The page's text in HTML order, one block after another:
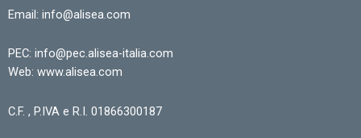
Email: info@alisea.com
PEC: info@pec.alisea-italia.com
Web: www.alisea.com
C.F. , P.IVA e R.I. 01866300187